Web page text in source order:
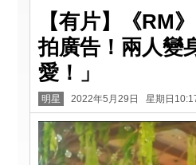
【有片】《RM
拍廣告！兩人變
愛！」
明星 2022年5月29日 星期日